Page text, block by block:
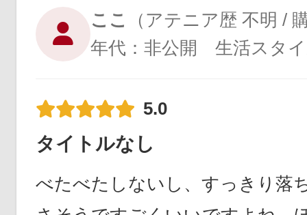
ここ
（アテニア歴 不明 /
年代：非公開 生活スタ
5.0
タイトルなし
べたべたしないし、すっきり落